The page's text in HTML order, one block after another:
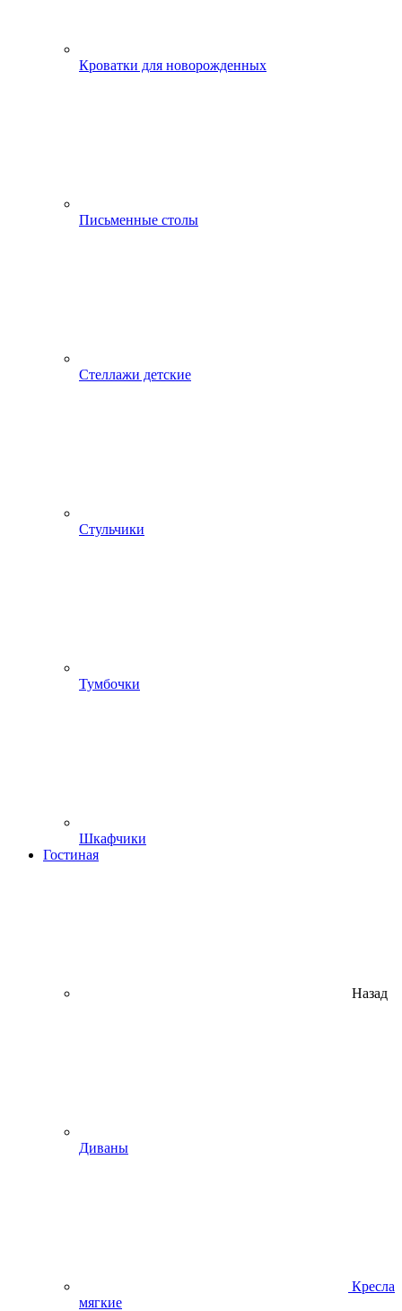
Кроватки для новорожденных
Письменные столы
Стеллажи детские
Стульчики
Тумбочки
Шкафчики
Гостиная
Назад
Диваны
Кресла
мягкие